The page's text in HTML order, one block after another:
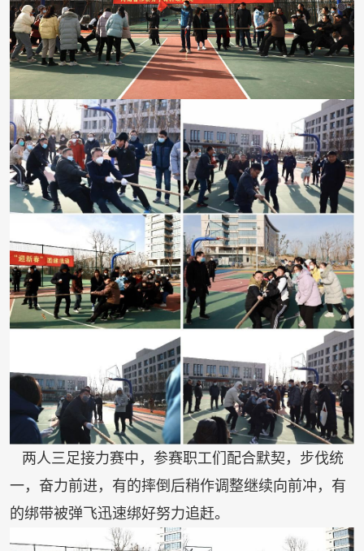
两人三足接力赛中，参赛职工们配合默契，步伐统
一，奋力前进，有的摔倒后稍作调整继续向前冲，有
的绑带被弹飞迅速绑好努力追赶。